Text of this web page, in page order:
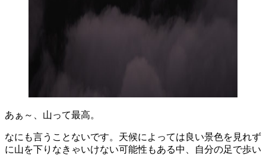
あぁ～、山って最高。
なにも言うことないです。天候によっては良い景色を見れず
に山を下りなきゃいけない可能性もある中、自分の足で歩い